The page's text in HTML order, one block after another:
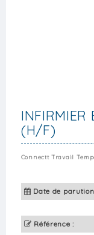
INFIRMIER
(H/F)
Connectt Travail
Date de
Référence :